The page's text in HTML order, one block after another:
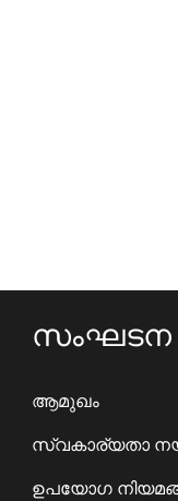
സംഘടന
ആമുഖം
സ്വകാര്യതാ
ഉപയോഗ